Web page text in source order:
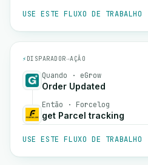
USE ESTE FLUXO DE TRABALHO
⚡ DISPARADOR→AÇÃO
Quando · eGrow
Order Updated
Então · Forcelog
get Parcel tracking
USE ESTE FLUXO DE TRABALHO